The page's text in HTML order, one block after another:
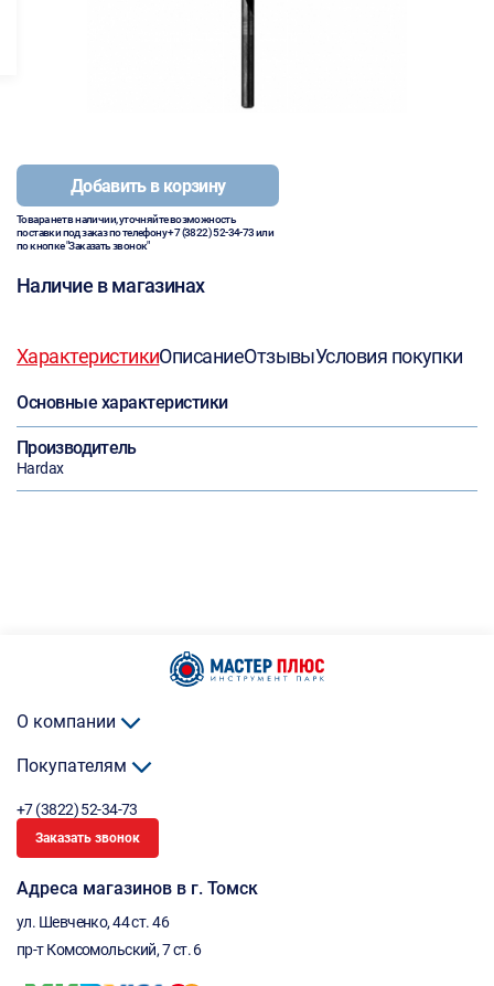
Добавить в корзину
Товара нет в наличии, уточняйте возможность
поставки под заказ по телефону+7 (3822) 52-34-73или
по кнопке "Заказать звонок"
Наличие в магазинах
ХарактеристикиОписаниеОтзывыУсловия покупки
Основные характеристики
Производитель
Hardax
О компании
Покупателям
+7 (3822) 52-34-73
Заказать звонок
Адреса магазинов в г. Томск
ул. Шевченко, 44 ст. 46
пр-т Комсомольский, 7 ст. 6